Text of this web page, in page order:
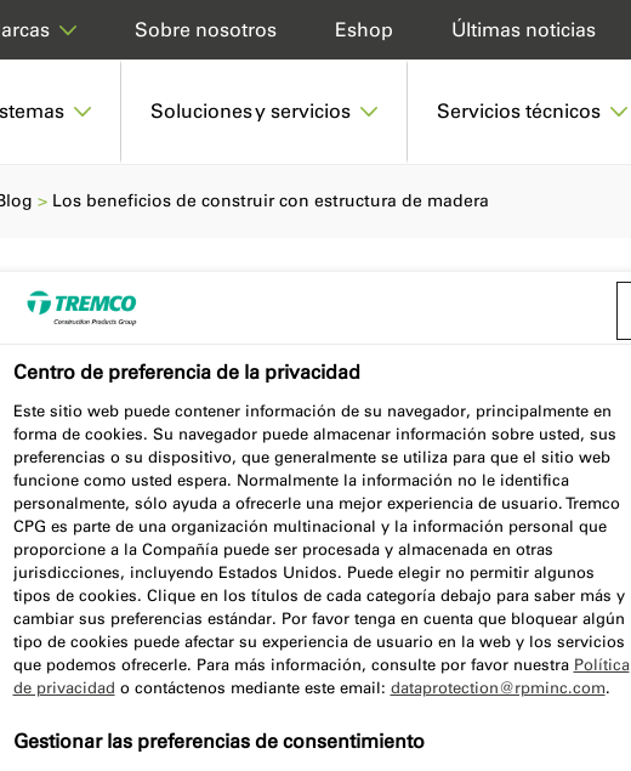
Soluciones y servicios Servicios técnicos
Sobre nosotros Eshop Últimas noticias
de construir con
madera
2023
Los beneficios de construir con estructura de madera
Centro de preferencia de la privacidad
Este sitio web puede contener información de su navegador, principalmente en
forma de cookies. Su navegador puede almacenar información sobre usted, sus
preferencias o su dispositivo, que generalmente se utiliza para que el sitio web
funcione como usted espera. Normalmente la información no le identifica
personalmente, sólo ayuda a ofrecerle una mejor experiencia de usuario. Tremco
CPG es parte de una organización multinacional y la información personal que
proporcione a la Compañía puede ser procesada y almacenada en otras
jurisdicciones, incluyendo Estados Unidos. Puede elegir no permitir algunos
tipos de cookies. Clique en los títulos de cada categoría debajo para saber más y
cambiar sus preferencias estándar. Por favor tenga en cuenta que bloquear algún
tipo de cookies puede afectar su experiencia de usuario en la web y los servicios
que podemos ofrecerle. Para más información, consulte por favor nuestra Política
de privacidad o contáctenos mediante este email: dataprotection@rpminc.com.
Gestionar las preferencias de consentimiento